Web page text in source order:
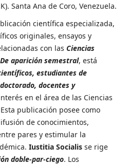
Santa Ana de Coro, Venezuela.
científica especializada,
originales, ensayos y
con las Ciencias
De aparición semestral, está
estudiantes de
docentes y
en el área de las Ciencias
publicación posee como
de conocimientos,
pares y estimular la
Iustitia Socialis se rige
doble-par-ciego. Los